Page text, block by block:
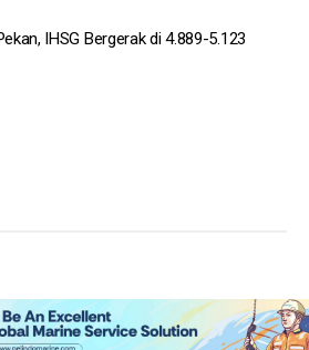
IHSG Bergerak di 4.889-5.123